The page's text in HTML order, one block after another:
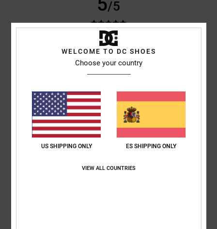
/5
Compra verificada
Un tejido muy suave, pero a la vez resistente
Recomiendo este producto
5 /5
WELCOME TO DC SHOES
Choose your country
US SHIPPING ONLY ES SHIPPING ONLY
VIEW ALL COUNTRIES